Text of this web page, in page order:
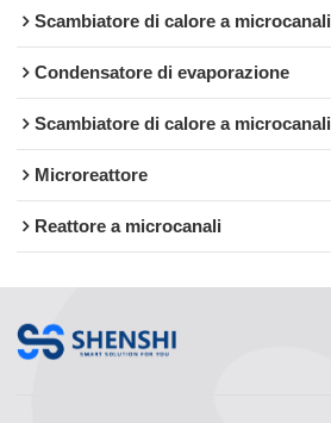
Scambiatore di calore a microcanali
Condensatore di evaporazione
Scambiatore di calore a microcanali
Microreattore
Reattore a microcanali